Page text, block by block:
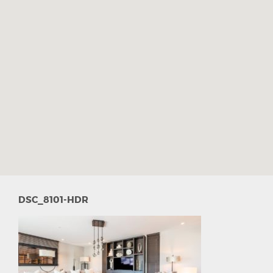
DSC_8101-HDR